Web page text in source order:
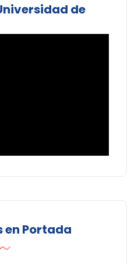
de
en Portada